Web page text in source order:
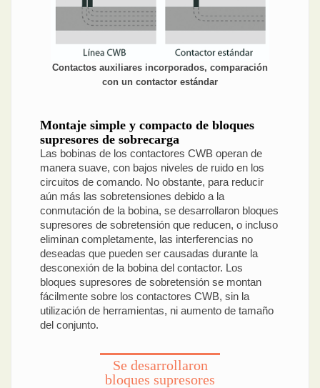
Contactos auxiliares incorporados, comparación
con un contactor estándar
Montaje simple y compacto de bloques
supresores de sobrecarga
Las bobinas de los contactores CWB operan de
manera suave, con bajos niveles de ruido en los
circuitos de comando. No obstante, para reducir
aún más las sobretensiones debido a la
conmutación de la bobina, se desarrollaron bloques
supresores de sobretensión que reducen, o incluso
eliminan completamente, las interferencias no
deseadas que pueden ser causadas durante la
desconexión de la bobina del contactor. Los
bloques supresores de sobretensión se montan
fácilmente sobre los contactores CWB, sin la
utilización de herramientas, ni aumento de tamaño
del conjunto.
Se desarrollaron
bloques supresores